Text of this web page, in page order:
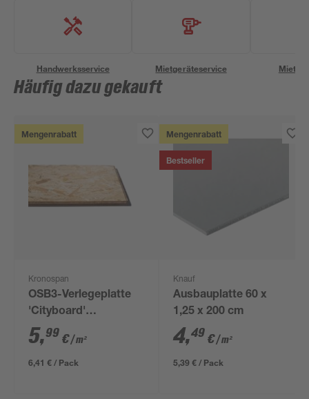
Handwerksservice Mietgeräteservice
Häufig dazu gekauft
Mengenrabatt
Kronospan
OSB3-Verlegeplatte
'Cityboard'
ungeschliffen 1690 x
634 x 12 mm
5,99 €/ m²
6,41 € / Pack
Mengenrabatt
Bestseller
Knauf
Ausbauplatte 60 x
1,25 x 200 cm
4,49 €/ m²
5,39 € / Pack